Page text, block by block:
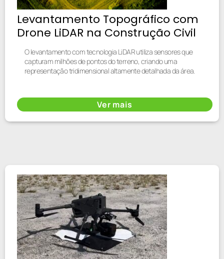
Levantamento Topográfico com
Drone LiDAR na Construção Civil
O levantamento com tecnologia LiDAR utiliza sensores que
capturam milhões de pontos do terreno, criando uma
representação tridimensional altamente detalhada da área.
Ver mais